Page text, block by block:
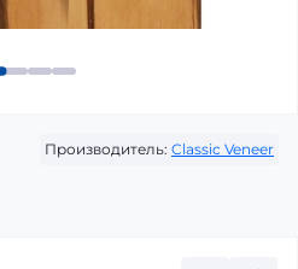
Производитель: Classic Veneer